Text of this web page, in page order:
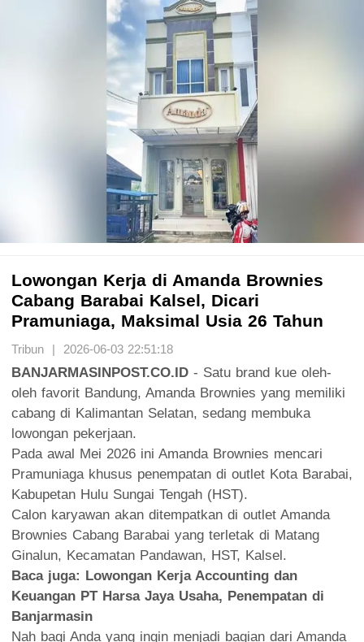
Lowongan Kerja di Amanda Brownies
Cabang Barabai Kalsel, Dicari
Pramuniaga, Maksimal Usia 26 Tahun
Tribun | 2026-06-03 22:51:18
BANJARMASINPOST.CO.ID - Satu brand kue oleh-
oleh favorit Bandung, Amanda Brownies yang memiliki
cabang di Kalimantan Selatan, sedang membuka
lowongan pekerjaan.
Pada awal Mei 2026 ini Amanda Brownies mencari
Pramuniaga khusus penempatan di outlet Kota Barabai,
Kabupetan Hulu Sungai Tengah (HST).
Calon karyawan akan ditempatkan di outlet Amanda
Brownies Cabang Barabai yang terletak di Matang
Ginalun, Kecamatan Pandawan, HST, Kalsel.
Baca juga: Lowongan Kerja Accounting dan
Keuangan PT Harsa Jaya Usaha, Penempatan di
Banjarmasin
Nah bagi Anda yang ingin menjadi bagian dari Amanda